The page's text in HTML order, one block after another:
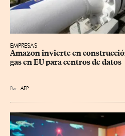
EMPRESAS
Amazon invierte en
gas en EU para centros de datos
Por AFP